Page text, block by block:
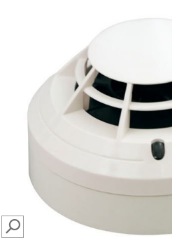
SEARCH